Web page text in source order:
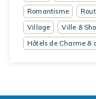
Romantisme
Village
Ville &
Hôtels de Charme &